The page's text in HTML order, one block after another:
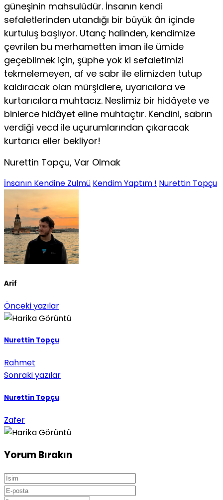
güneşinin mahsulüdür. İnsanın kendi
sefaletlerinden utandığı bir büyük ân içinde
kurtuluş başlıyor. Utanç halinden, kendimize
çevrilen bu merhametten iman ile ümide
geçebilmek için, şüphe yok ki sefaletimizi
tekmeleme­yen, af ve sabr ile elimizden tutup
kaldıracak olan mürşidlere, uya­rıcılara ve
kurtarıcılara muhtacız. Neslimiz bir hidâyete ve
binlerce hidâyet eline muhtaçtır. Kendini, sabrın
verdiği vecd ile uçurumla­rından çıkaracak
kurtarıcı eller bekliyor!
Nurettin Topçu, Var Olmak
İnsanın Kendine Zulmü Kendim Yaptım ! Nurettin Topçu
Arif
Önceki yazılar
Nurettin Topçu
Rahmet
Sonraki yazılar
Nurettin Topçu
Zafer
Yorum Bırakın